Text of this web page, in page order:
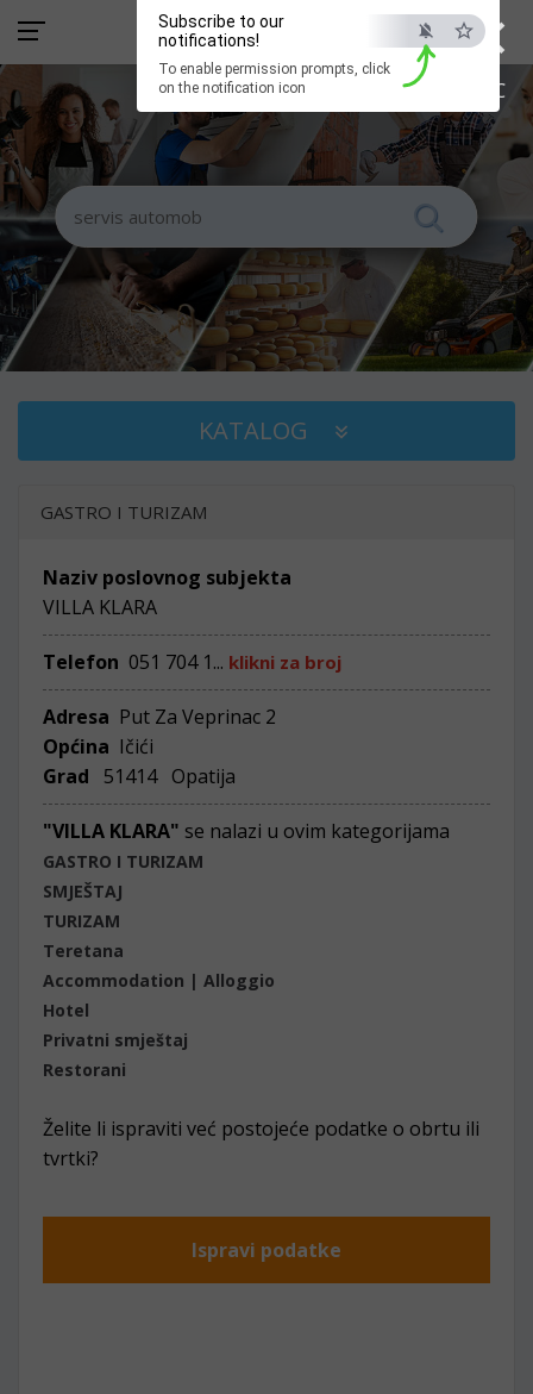
×
ESC
Subscribe to our
notifications!
To enable permission prompts, click
on the notification icon
KATALOG
GASTRO I TURIZAM
Naziv poslovnog subjekta
VILLA KLARA
Telefon 051 704 1... klikni za broj
Adresa Put Za Veprinac 2
Općina Ičići
Grad
51414 Opatija
"VILLA KLARA" se nalazi u ovim kategorijama
GASTRO I TURIZAM
SMJEŠTAJ
TURIZAM
Teretana
Accommodation | Alloggio
Hotel
Privatni smještaj
Restorani
Želite li ispraviti već postojeće podatke o obrtu ili
tvrtki?
Ispravi podatke